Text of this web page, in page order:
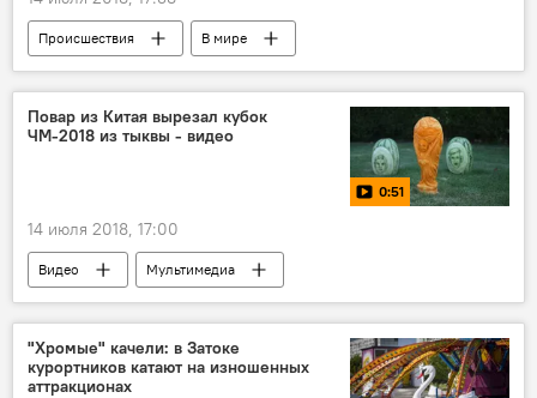
Происшествия В мире
Повар из Китая вырезал кубок
ЧМ-2018 из тыквы - видео
0:51
14 июля 2018, 17:00
Видео Мультимедиа
"Хромые" качели: в Затоке
курортников катают на изношенных
аттракционах